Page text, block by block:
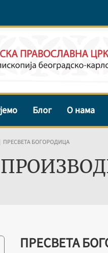
Блог О нама
ПРЕСВЕТА БОГОРОДИЦА
ПРЕСВЕТА